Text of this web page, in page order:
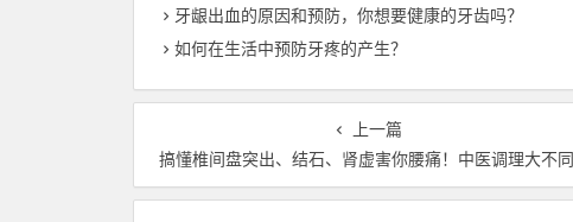
牙龈出血的原因和预防，你想要健康的牙齿吗？
如何在生活中预防牙疼的产生？
上一篇
搞懂椎间盘突出、结石、肾虚害你腰痛！中医调理大不同